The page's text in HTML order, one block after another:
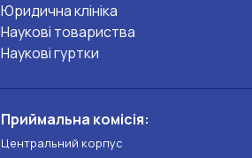
Юридична клініка
Наукові товариства
Наукові гуртки
Приймальна комісія:
Центральний корпус